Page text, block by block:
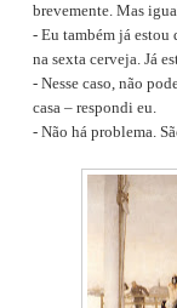
brevemente. Mas
- Eu também já estou
na sexta cerveja. Já
- Nesse caso, não
casa – respondi eu.
- Não há problema.